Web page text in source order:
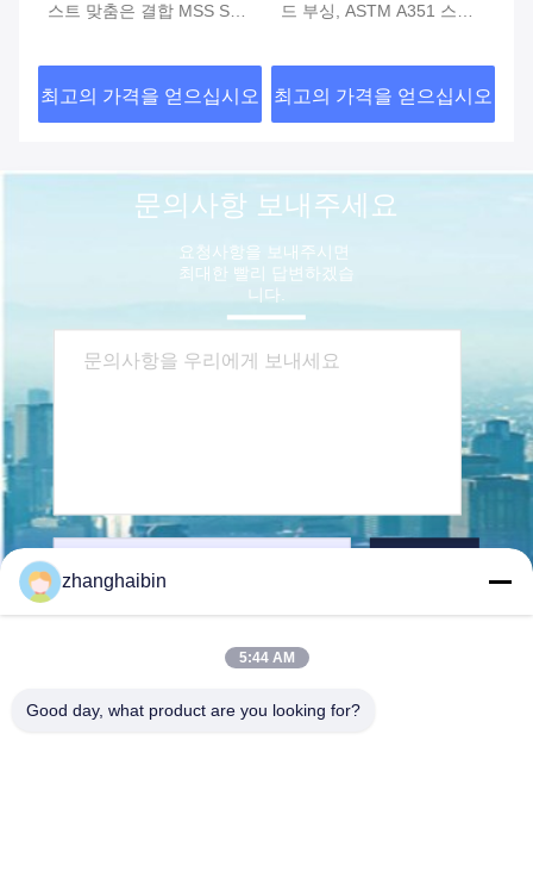
스트 맞춤은 결합 MSS SP-
져 나아갔습니다
최고의 가격을 얻으십시오
드 부싱, ASTM A351 스테
니다
최고의 가격을 얻으십시오
문의사항 보내주세요
요청사항을 보내주시면
최대한 빨리 답변하겠습
니다.
zhanghaibin
5:44 AM
Good day, what product are you looking for?